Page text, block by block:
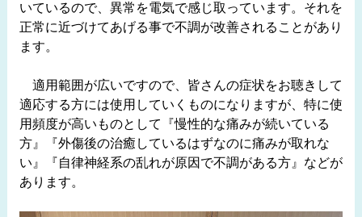
いているので、異常を電気で感じ取っています。それを
正常に近づけてあげる事で不調が改善されることがあり
ます。
適用範囲が広いですので、皆さんの症状をお聴きして
適応する方には使用していくものになりますが、特に使
用頻度が高いものとして『慢性的な痛みが続いている
方』『外傷後の治癒しているはずなのに痛みが取れな
い』『自律神経系の乱れが原因で不調がある方』などが
あります。